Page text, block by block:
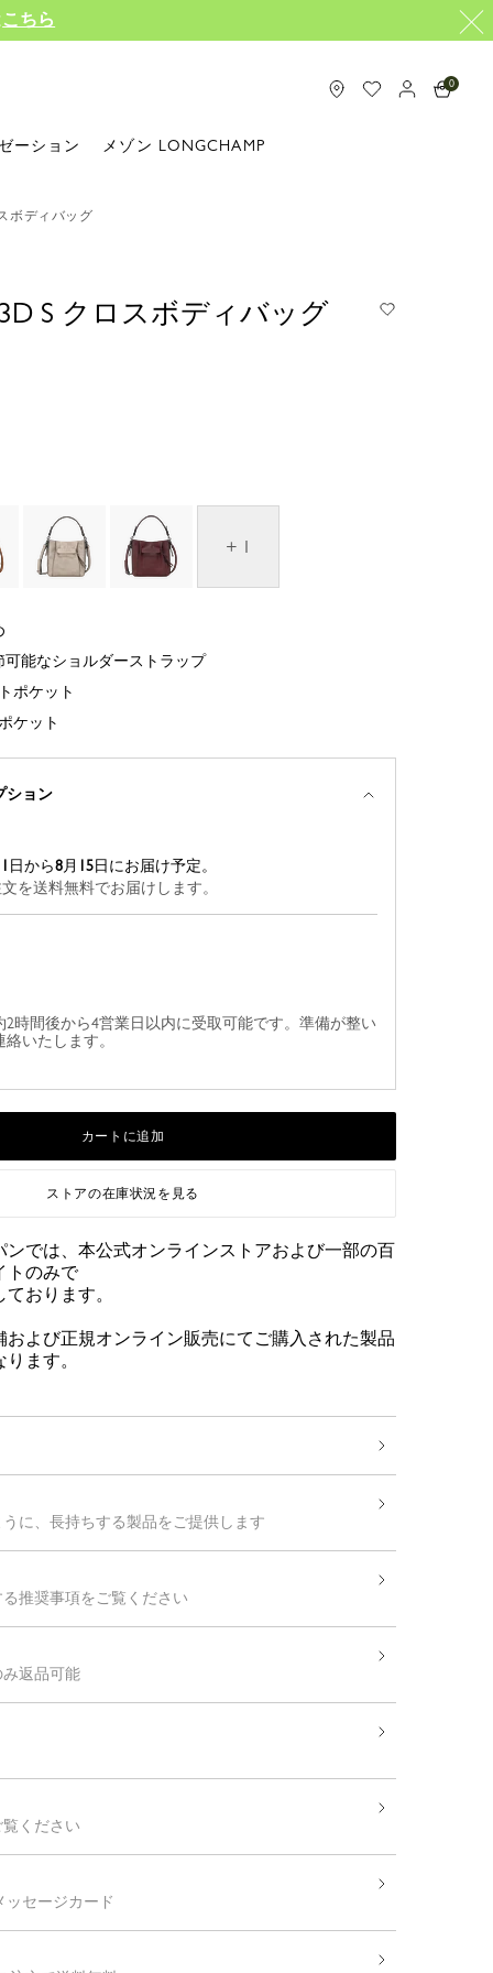
こちら
0
ーション メゾン LONGCHAMP
ボディバッグ
S クロスボディバッグ
+ 1
能なショルダーストラップ
ポケット
ケット
ション
時間後から4営業日以内に受取可能です。準備が整い
いたします。
日から8月 15日にお届け予定。
を送料無料でお届けします。
カートに追加
ストアの在庫状況を見る
ンでは、本公式オンラインストアおよび一部の百
トのみで
おります。
および正規オンライン販売にてご購入された製品
ます。
に、長持ちする製品をご提供します
推奨事項をご覧ください
返品可能
ください
ッセージカード